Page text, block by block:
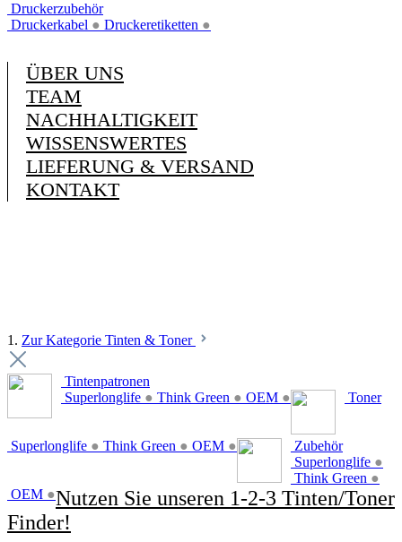
Druckerzubehör
Druckerkabel ● Druckeretiketten ●
ÜBER UNS
TEAM
NACHHALTIGKEIT
WISSENSWERTES
LIEFERUNG & VERSAND
KONTAKT
1. Zur Kategorie Tinten & Toner
Tintenpatronen
Superlonglife ● Think Green ● OEM ● Toner
Superlonglife ● Think Green ● OEM ●
Zubehör
Superlonglife ●
Think Green ●
OEM ●Nutzen Sie unseren 1-2-3 Tinten/Toner
Finder!